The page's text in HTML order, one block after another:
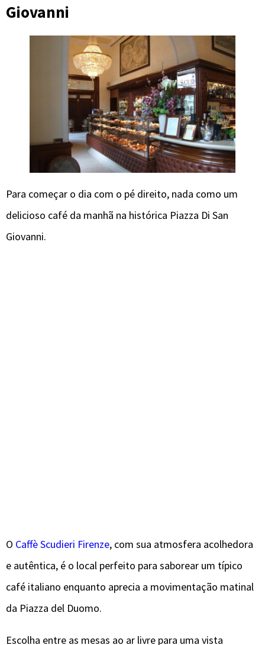
Giovanni
Para começar o dia com o pé direito, nada como um
delicioso café da manhã na histórica Piazza Di San
Giovanni.
O Caffè Scudieri Firenze, com sua atmosfera acolhedora
e autêntica, é o local perfeito para saborear um típico
café italiano enquanto aprecia a movimentação matinal
da Piazza del Duomo.
Escolha entre as mesas ao ar livre para uma vista